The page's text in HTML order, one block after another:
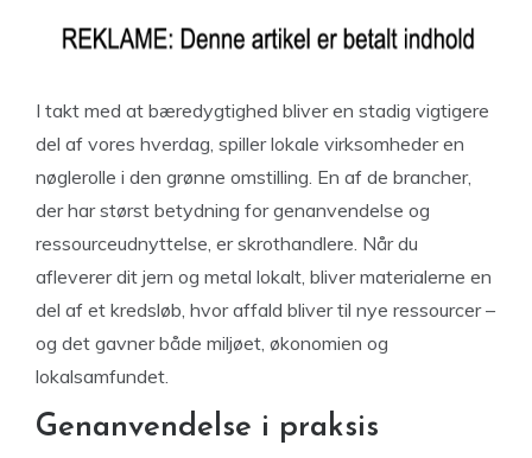
I takt med at bæredygtighed bliver en stadig vigtigere
del af vores hverdag, spiller lokale virksomheder en
nøglerolle i den grønne omstilling. En af de brancher,
der har størst betydning for genanvendelse og
ressourceudnyttelse, er skrothandlere. Når du
afleverer dit jern og metal lokalt, bliver materialerne en
del af et kredsløb, hvor affald bliver til nye ressourcer –
og det gavner både miljøet, økonomien og
lokalsamfundet.
Genanvendelse i praksis